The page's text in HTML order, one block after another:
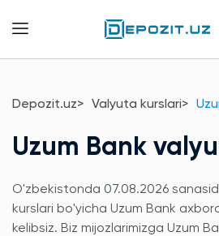
Depozit.uz Valyuta kurslari
Uzum Bank
O'zbekistonda 07.08.2026
kurslari bo'yicha Uzum Bank
kelibsiz. Biz mijozlarimizga Uzum